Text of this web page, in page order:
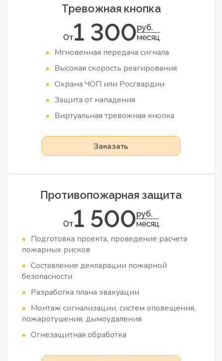
Тревожная кнопка
От1 300руб.
месяц
Мгновенная передача сигнала
Высокая скорость реагирования
Охрана ЧОП или Росгвардии
Защита от нападения
Виртуальная тревожная кнопка
Заказать
Противопожарная защита
От1 500руб.
месяц
Подготовка проекта, проведение расчета
пожарных рисков
Составление декларации пожарной
безопасности
Разработка плана эвакуации
Монтаж сигнализации, систем оповещения,
пожаротушения, дымоудаления
Огнезащитная обработка